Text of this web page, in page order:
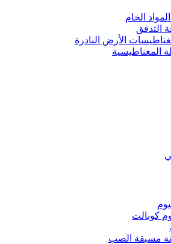
الخام
التدفق
الأرض النادرة
المغناطيسية
كوبالت
مسبقة الصب